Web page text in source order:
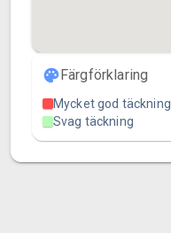
Färgförklaring
Mycket god täckning
Svag täckning